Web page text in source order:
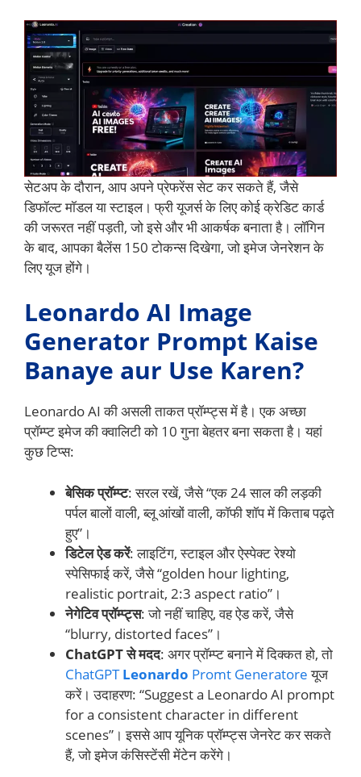
सेटअप के दौरान, आप अपने प्रेफरेंस सेट कर सकते हैं, जैसे
डिफॉल्ट मॉडल या स्टाइल। फ्री यूजर्स के लिए कोई क्रेडिट कार्ड
की जरूरत नहीं पड़ती, जो इसे और भी आकर्षक बनाता है। लॉगिन
के बाद, आपका बैलेंस 150 टोकन्स दिखेगा, जो इमेज जेनरेशन के
लिए यूज होंगे।
Leonardo AI Image
Generator Prompt Kaise
Banaye aur Use Karen?
Leonardo AI की असली ताकत प्रॉम्प्ट्स में है। एक अच्छा
प्रॉम्प्ट इमेज की क्वालिटी को 10 गुना बेहतर बना सकता है। यहां
कुछ टिप्स:
बेसिक प्रॉम्प्ट: सरल रखें, जैसे “एक 24 साल की लड़की
पर्पल बालों वाली, ब्लू आंखों वाली, कॉफी शॉप में किताब पढ़ते
हुए”।
डिटेल ऐड करें: लाइटिंग, स्टाइल और ऐस्पेक्ट रेश्यो
स्पेसिफाई करें, जैसे “golden hour lighting,
realistic portrait, 2:3 aspect ratio”।
नेगेटिव प्रॉम्प्ट्स: जो नहीं चाहिए, वह ऐड करें, जैसे
“blurry, distorted faces”।
ChatGPT से मदद: अगर प्रॉम्प्ट बनाने में दिक्कत हो, तो
ChatGPTLeonardo Promt Generatoreयूज
करें। उदाहरण: “Suggest a Leonardo AI prompt
for a consistent character in different
scenes”। इससे आप यूनिक प्रॉम्प्ट्स जेनरेट कर सकते
हैं, जो इमेज कंसिस्टेंसी मेंटेन करेंगे।